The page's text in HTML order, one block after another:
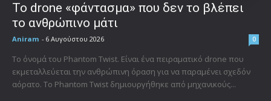
Το drone «φάντασμα» που δεν το βλέπει
το ανθρώπινο μάτι
Aniram - 6 Αυγούστου 2026 0
Το όνομά του Phantom Twist. Είναι ένα πειραματικό drone που
εκμεταλλεύεται την ανθρώπινη όραση για να παραμένει σχεδόν
αόρατο. Το Phantom Twist δημιουργήθηκε από μηχανικούς...